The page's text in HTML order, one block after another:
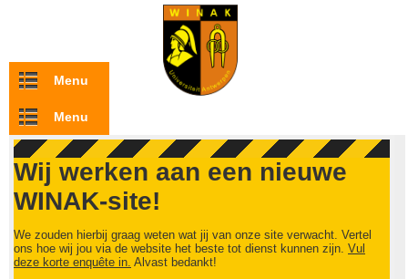
Overslaan en naar de inhoud gaan
Menu
Menu
Wij werken aan een nieuwe
WINAK-site!
We zouden hierbij graag weten wat jij van onze site verwacht. Vertel
ons hoe wij jou via de website het beste tot dienst kunnen zijn. Vul
deze korte enquête in. Alvast bedankt!